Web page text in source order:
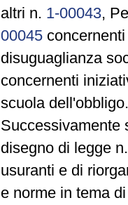
altri n. 1-00043,
00045
disuguaglianza
concernenti
scuola dell'obbligo.
Successivamente
disegno di legge
usuranti e di
e norme in tema